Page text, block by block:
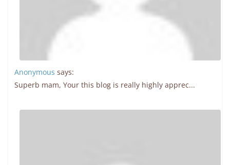
Anonymous says:
Superb mam, Your this blog is really highly apprec...